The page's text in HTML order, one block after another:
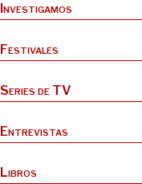
Investigamos
Festivales
Series de TV
Entrevistas
Libros